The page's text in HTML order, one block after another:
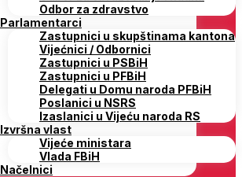
Odbor za zdravstvo
Parlamentarci
Zastupnici u skupštinama kantona
Vijećnici / Odbornici
Zastupnici u PSBiH
Zastupnici u PFBiH
Delegati u Domu naroda PFBiH
Poslanici u NSRS
Izaslanici u Vijeću naroda RS
Izvršna vlast
Vijeće ministara
Vlada FBiH
Načelnici